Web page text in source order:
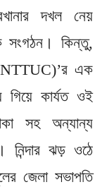
দখল নেয়
সংগঠন। কিন্তু,
এক
গিয়ে কার্যত ওই
সহ অন্যান্য
নিন্দার ঝড় ওঠে
জেলা সভাপতি